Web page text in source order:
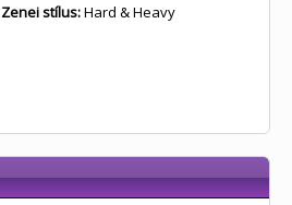
Zenei stílus:Hard & Heavy